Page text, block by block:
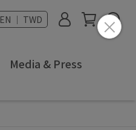
EN ｜ TWD
Media & Press